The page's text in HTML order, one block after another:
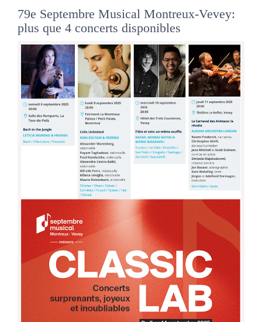
79e Septembre Musical Montreux-Vevey:
plus que 4 concerts disponibles